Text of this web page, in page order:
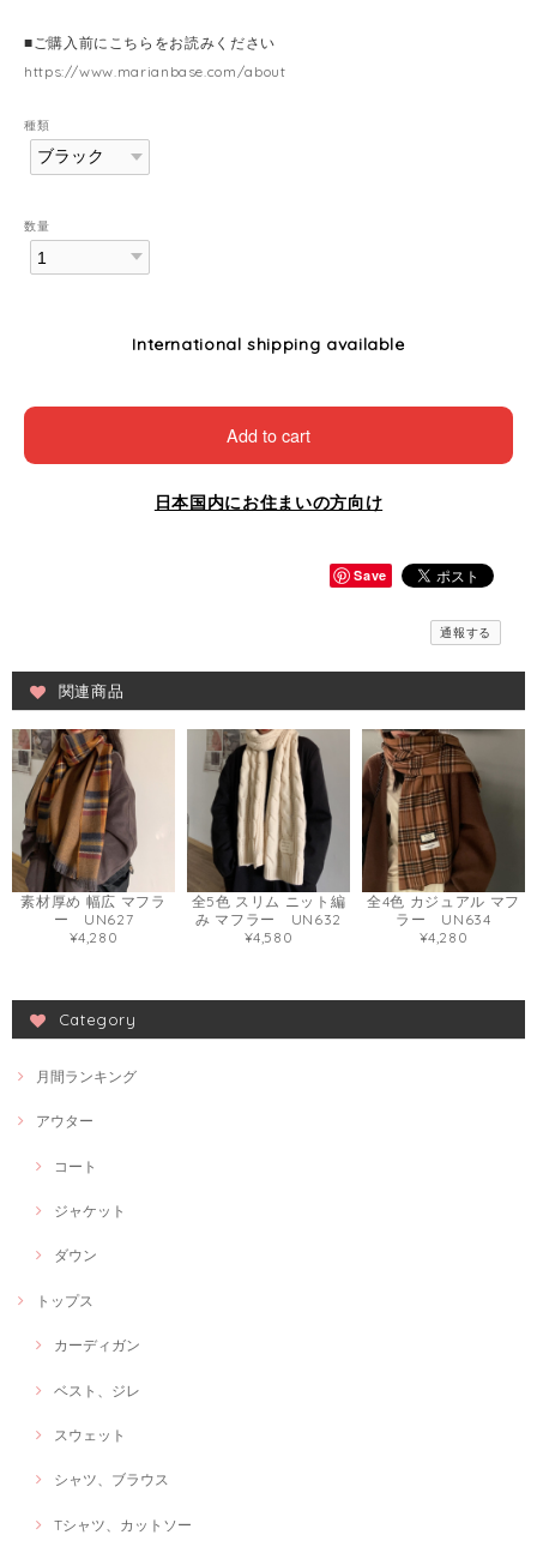
■ご購入前にこちらをお読みください
https://www.marianbase.com/about
種類
数量
International shipping available
Add to cart
日本国内にお住まいの方向け
Save
通報する
関連商品
素材厚め 幅広 マフラ
ー UN627
¥4,280
全5色 スリム ニット編
み マフラー UN632
¥4,580
全4色 カジュアル マフ
ラー UN634
¥4,280
Category
月間ランキング
アウター
コート
ジャケット
ダウン
トップス
カーディガン
ベスト、ジレ
スウェット
シャツ、ブラウス
Tシャツ、カットソー